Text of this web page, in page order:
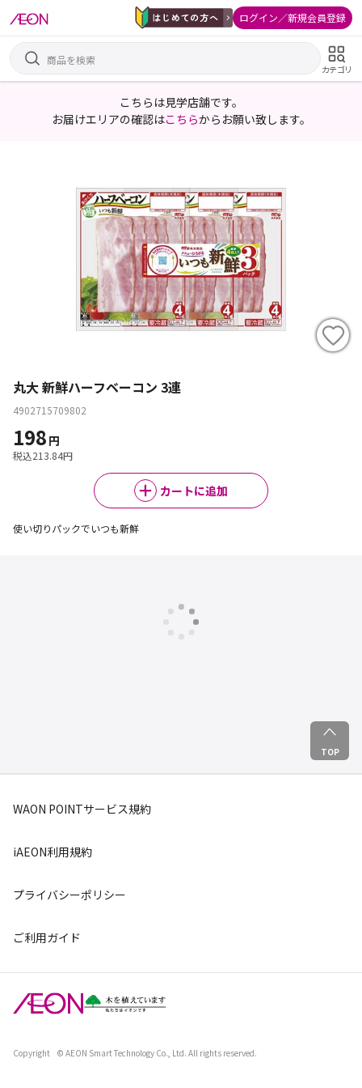
ログイン／新規会員登録
カテゴリ
こちらは見学店舗です。
お届けエリアの確認はこちらからお願い致します。
丸大 新鮮ハーフベーコン 3連
4902715709802
198 円
税込213.84円
カートに追加
使い切りパックでいつも新鮮
TOP
WAON POINTサービス規約
iAEON利用規約
プライバシーポリシー
ご利用ガイド
Copyright © AEON Smart Technology Co., Ltd. All rights reserved.